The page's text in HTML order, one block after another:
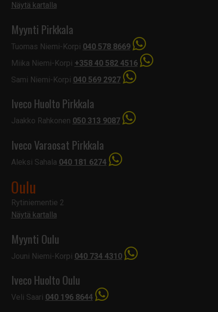
Näytä kartalla
Myynti Pirkkala
Tuomas Niemi-Korpi 040 578 8669
Miika Niemi-Korpi +358 40 582 4516
Sami Niemi-Korpi 040 569 2927
Iveco Huolto Pirkkala
Jaakko Rahkonen 050 313 9087
Iveco Varaosat Pirkkala
Aleksi Sahala 040 181 6274
Oulu
Rytiniementie 2
Näytä kartalla
Myynti Oulu
Jouni Niemi-Korpi 040 734 4310
Iveco Huolto Oulu
Veli Saari 040 196 8644